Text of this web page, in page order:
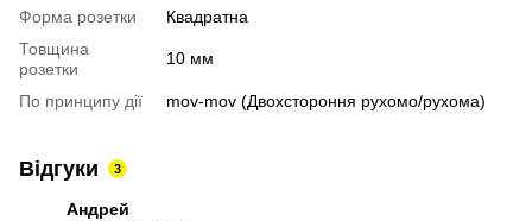
Форма розетки
Квадратна
Товщина
розетки
10 мм
По принципу дії mov-mov (Двохстороння рухомо/рухома)
Відгуки 3
Андрей